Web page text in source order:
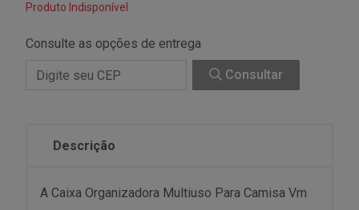
Produto Indisponível
Consulte as opções de entrega
Consultar
Descrição
A Caixa Organizadora Multiuso Para Camisa Vm